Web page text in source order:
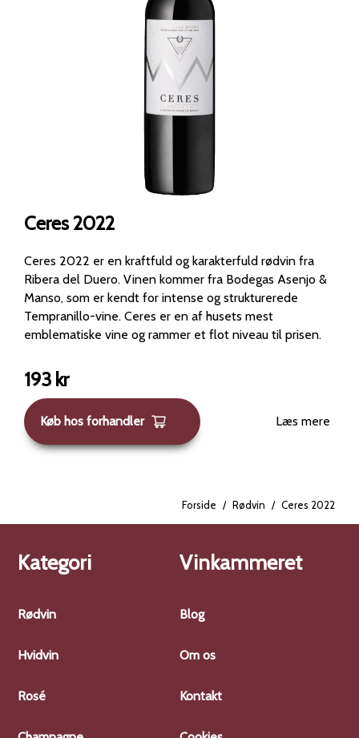
Ceres 2022
Ceres 2022 er en kraftfuld og karakterfuld rødvin fra
Ribera del Duero. Vinen kommer fra Bodegas Asenjo &
Manso, som er kendt for intense og strukturerede
Tempranillo-vine. Ceres er en af husets mest
emblematiske vine og rammer et flot niveau til prisen.
193 kr
Køb hos forhandler Læs mere
Forside / Rødvin / Ceres 2022
Kategori
Rødvin
Hvidvin
Rosé
Vinkammeret
Blog
Om os
Kontakt